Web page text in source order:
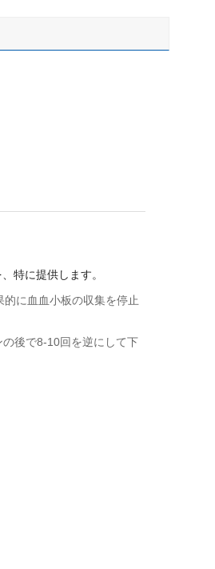
特に提供します。
に血血小板の収集を停止
後で8-10回を逆にして下